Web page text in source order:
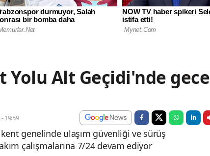
Yolu Alt Geçidi'nde gece
19:59
genelinde ulaşım güvenliği ve sürüş
çalışmalarına 7/24 devam ediyor